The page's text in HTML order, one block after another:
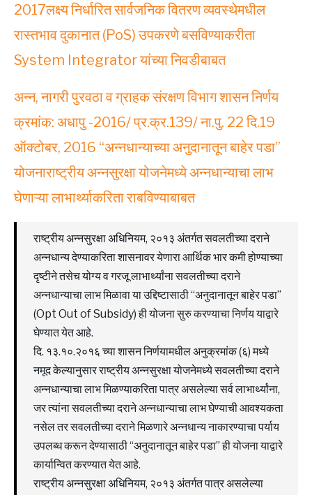
2017लक्ष्य निर्धारित सार्वजनिक वितरण व्यवस्थेमधील
रास्तभाव दुकानात (PoS) उपकरणे बसविण्याकरीता
System Integrator यांच्या निवडीबाबत
अन्न, नागरी पुरवठा व ग्राहक संरक्षण विभाग शासन निर्णय
क्रमांक: अधापु -2016/ प्र.क्र.139/ ना.पु. 22 दि.19
ऑक्टोबर, 2016 “अन्नधान्याच्या अनुदानातून बाहेर पडा”
योजनाराष्ट्रीय अन्नसुरक्षा योजनेमध्ये अन्नधान्याचा लाभ
घेणाऱ्या लाभार्थ्याकरिता राबविण्याबाबत
राष्ट्रीय अन्नसुरक्षा अधिनियम, २०१३ अंतर्गत सवलतीच्या दराने
अन्नधान्य देण्याकरिता शासनावर येणारा आर्थिक भार कमी होण्याच्या
दृष्टीने तसेच योग्य व गरजू लाभार्थ्यांना सवलतीच्या दराने
अन्नधान्याचा लाभ मिळावा या उद्दिष्टासाठी “अनुदानातून बाहेर पडा”
(Opt Out of Subsidy) ही योजना सुरु करण्याचा निर्णय याद्वारे
घेण्यात येत आहे.
दि. १३.१०.२०१६ च्या शासन निर्णयामधील अनुक्रमांक (६) मध्ये
नमूद केल्यानुसार राष्ट्रीय अन्नसुरक्षा योजनेमध्ये सवलतीच्या दराने
अन्नधान्याचा लाभ मिळण्याकरिता पात्र असलेल्या सर्व लाभार्थ्यांना,
जर त्यांना सवलतीच्या दराने अन्नधान्याचा लाभ घेण्याची आवश्यकता
नसेल तर सवलतीच्या दराने मिळणारे अन्नधान्य नाकारण्याचा पर्याय
उपलब्ध करून देण्यासाठी “अनुदानातून बाहेर पडा” ही योजना याद्वारे
कार्यान्वित करण्यात येत आहे.
राष्ट्रीय अन्नसुरक्षा अधिनियम, २०१३ अंतर्गत पात्र असलेल्या